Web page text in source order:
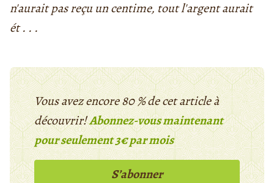
n'aurait pas reçu un centime, tout l'argent aurait
ét . . .
Vous avez encore 80 % de cet article à
découvrir!Abonnez-vous maintenant
pour seulement 3€ par mois
S’abonner